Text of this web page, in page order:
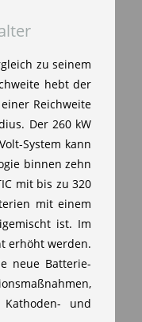
zu seinem
hebt der
Reichweite
Der 260 kW
System kann
binnen zehn
mit bis zu 320
mit einem
ist. Im
erhöht werden.
neue Batterie-
und